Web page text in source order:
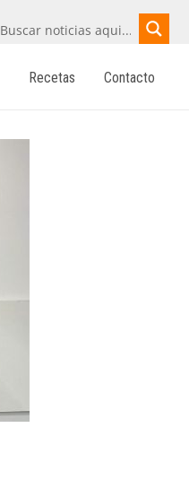
Recetas Contacto